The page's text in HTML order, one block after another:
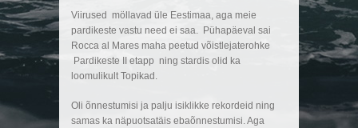
Viirused möllavad üle Eestimaa, aga meie
pardikeste vastu need ei saa. Pühapäeval sai
Rocca al Mares maha peetud võistlejaterohke
Pardikeste II etapp ning stardis olid ka
loomulikult Topikad.
Oli õnnestumisi ja palju isiklikke rekordeid ning
samas ka näpuotsatäis ebaõnnestumisi. Aga